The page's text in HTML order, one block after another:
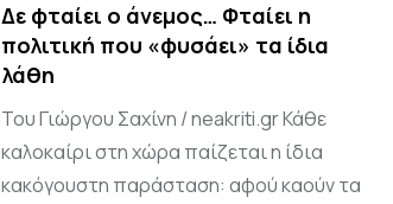
Δε φταίει ο άνεμος… Φταίει η
πολιτική που «φυσάει» τα ίδια
λάθη
Του Γιώργου Σαχίνη / neakriti.gr Κάθε
καλοκαίρι στη χώρα παίζεται η ίδια
κακόγουστη παράσταση: αφού καούν τα